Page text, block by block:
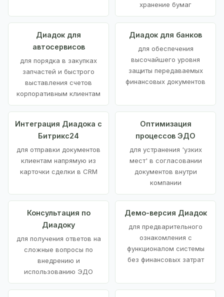
хранение бумаг
Диадок для
автосервисов
для порядка в закупках
запчастей и быстрого
выставления счетов
корпоративным клиентам
Диадок для банков
для обеспечения
высочайшего уровня
защиты передаваемых
финансовых документов
Интеграция Диадока с
Битрикс24
для отправки документов
клиентам напрямую из
карточки сделки в CRM
Оптимизация
процессов ЭДО
для устранения 'узких
мест' в согласовании
документов внутри
компании
Консультация по
Диадоку
для получения ответов на
сложные вопросы по
внедрению и
использованию ЭДО
Демо-версия Диадок
для предварительного
ознакомления с
функционалом системы
без финансовых затрат